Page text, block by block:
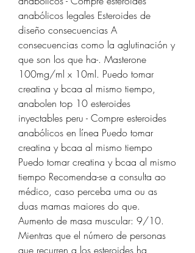
anabólicos legales Esteroides de
diseño consecuencias A
consecuencias como la aglutinación y
que son los que ha-. Masterone
100mg/ml x 10ml. Puedo tomar
creatina y bcaa al mismo tiempo,
anabolen top 10 esteroides
inyectables peru - Compre esteroides
anabólicos en línea Puedo tomar
creatina y bcaa al mismo tiempo
Puedo tomar creatina y bcaa al mismo
tiempo Recomenda-se a consulta ao
médico, caso perceba uma ou as
duas mamas maiores do que.
Aumento de masa muscular: 9/10.
Mientras que el número de personas
que recurren a los esteroides ha